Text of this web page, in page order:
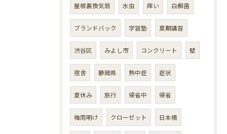
屋根裏換気扇 水虫 痒い 白癬菌
ブランドバック 学習塾 夏期講習
渋谷区 みよし市 コンクリート 壁
宿舎 静岡県 熱中症 症状
夏休み 旅行 帰省中 帰省
梅雨明け クローゼット 日本橋